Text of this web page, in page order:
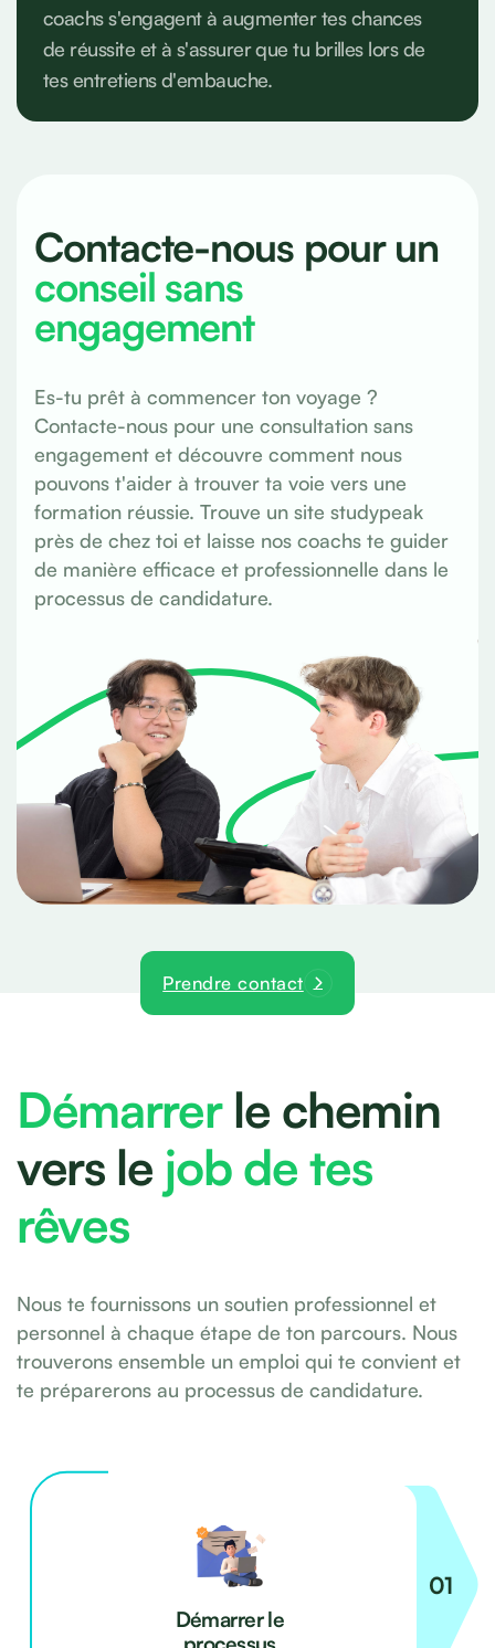
coachs s'engagent à augmenter tes chances
de réussite et à s'assurer que tu brilles lors de
tes entretiens d'embauche.
Contacte-nous pour un
conseil sans
engagement
Es-tu prêt à commencer ton voyage ?
Contacte-nous pour une consultation sans
engagement et découvre comment nous
pouvons t'aider à trouver ta voie vers une
formation réussie. Trouve un site studypeak
près de chez toi et laisse nos coachs te guider
de manière efficace et professionnelle dans le
processus de candidature.
Prendre contact
Démarrerle chemin
vers le job de tes
rêves
Nous te fournissons un soutien professionnel et
personnel à chaque étape de ton parcours. Nous
trouverons ensemble un emploi qui te convient et
te préparerons au processus de candidature.
Démarrer le